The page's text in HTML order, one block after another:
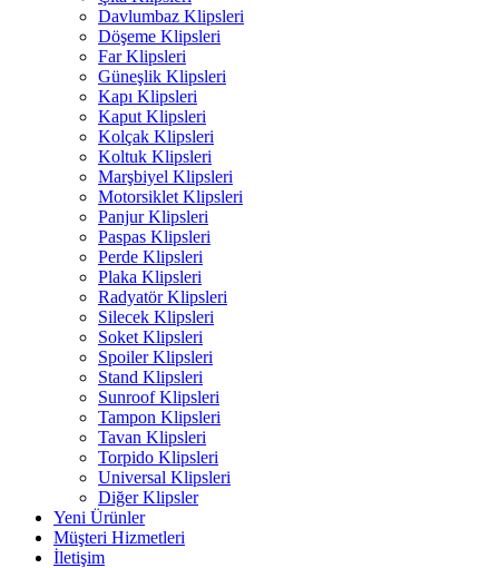
Davlumbaz Klipsleri
Döşeme Klipsleri
Far Klipsleri
Güneşlik Klipsleri
Kapı Klipsleri
Kaput Klipsleri
Kolçak Klipsleri
Koltuk Klipsleri
Marşbiyel Klipsleri
Motorsiklet Klipsleri
Panjur Klipsleri
Paspas Klipsleri
Perde Klipsleri
Plaka Klipsleri
Radyatör Klipsleri
Silecek Klipsleri
Soket Klipsleri
Spoiler Klipsleri
Stand Klipsleri
Sunroof Klipsleri
Tampon Klipsleri
Tavan Klipsleri
Torpido Klipsleri
Universal Klipsleri
Diğer Klipsler
Yeni Ürünler
Müşteri Hizmetleri
İletişim